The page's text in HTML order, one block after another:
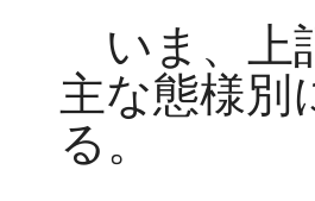
いま、上
主な態様別
る。